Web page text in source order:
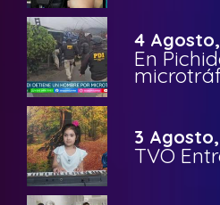
4
En
3
TVO